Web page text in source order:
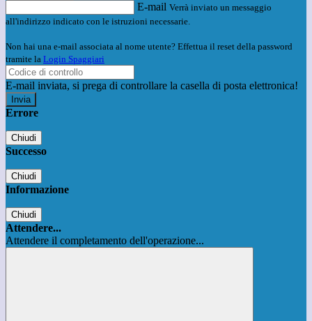
E-mail Verrà inviato un messaggio
all'indirizzo indicato con le istruzioni necessarie.
Non hai una e-mail associata al nome utente? Effettua il reset della password
tramite la Login Spaggiari
E-mail inviata, si prega di controllare la casella di posta elettronica!
Errore
Chiudi
Successo
Chiudi
Informazione
Chiudi
Attendere...
Attendere il completamento dell'operazione...